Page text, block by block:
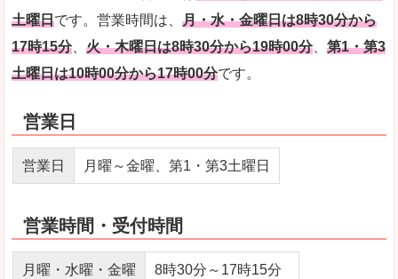
土曜日です。営業時間は、 月・水・金曜日は8時30分から
17時15分、 火・木曜日は8時30分から19時00分、 第1・第3
土曜日は10時00分から17時00分です。
営業日
営業日 月曜～金曜、第1・第3土曜日
営業時間・受付時間
月曜・水曜・金曜 8時30分～17時15分